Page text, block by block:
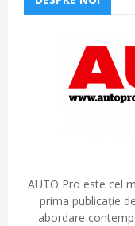
AUTO Pro este cel
prima publicație
abordare